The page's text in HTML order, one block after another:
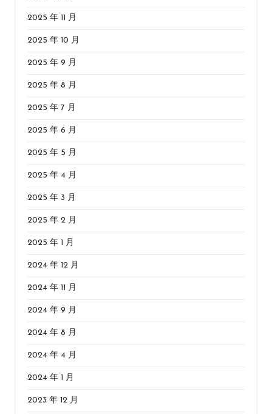
2025 年 11 月
2025 年 10 月
2025 年 9 月
2025 年 8 月
2025 年 7 月
2025 年 6 月
2025 年 5 月
2025 年 4 月
2025 年 3 月
2025 年 2 月
2025 年 1 月
2024 年 12 月
2024 年 11 月
2024 年 9 月
2024 年 8 月
2024 年 4 月
2024 年 1 月
2023 年 12 月